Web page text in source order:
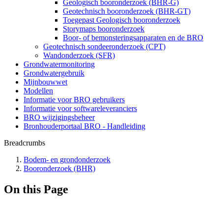
Geologisch booronderzoek (BHR-G)
Geotechnisch booronderzoek (BHR-GT)
Toegepast Geologisch booronderzoek
Storymaps booronderzoek
Boor- of bemonsteringsapparaten en de BRO
Geotechnisch sondeeronderzoek (CPT)
Wandonderzoek (SFR)
Grondwatermonitoring
Grondwatergebruik
Mijnbouwwet
Modellen
Informatie voor BRO gebruikers
Informatie voor softwareleveranciers
BRO wijzigingsbeheer
Bronhouderportaal BRO - Handleiding
Breadcrumbs
Bodem- en grondonderzoek
Booronderzoek (BHR)
On this Page